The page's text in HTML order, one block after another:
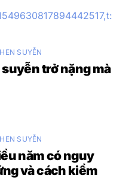
SUYỄN
trở nặng mà
SUYỄN
năm có nguy
và cách kiểm